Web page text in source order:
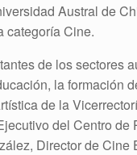
Austral de
categoría Cine.
de los sectores
la formación
de la
del Centro
Director de